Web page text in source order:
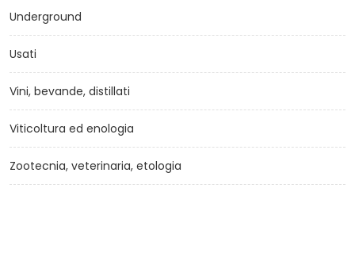
Underground
Usati
Vini, bevande, distillati
Viticoltura ed enologia
Zootecnia, veterinaria, etologia